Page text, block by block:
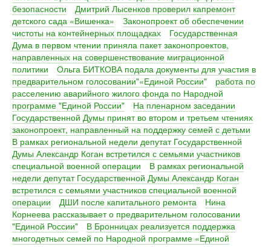
безопасности
Дмитрий Лысенков проверил капремонт
детского сада «Вишенка»
Законопроект об обеспечении
чистоты на контейнерных площадках
Государственная
Дума в первом чтении приняла пакет законопроектов,
направленных на совершенствование миграционной
политики
Ольга БИТКОВА подала документы для участия в
предварительном голосовании"«Единой России"
работа по
расселению аварийного жилого фонда по Народной
программе "Единой России"
На пленарном заседании
Государственной Думы принят во втором и третьем чтениях
законопроект, направленный на поддержку семей с детьми
В рамках региональной недели депутат Государственной
Думы Александр Коган встретился с семьями участников
специальной военной операции
В рамках региональной
недели депутат Государственной Думы Александр Коган
встретился с семьями участников специальной военной
операции
ДШИ после капитального ремонта
Нина
Корнеева рассказывает о предварительном голосовании
"Единой России"
В Бронницах реализуется поддержка
многодетных семей по Народной программе «Единой